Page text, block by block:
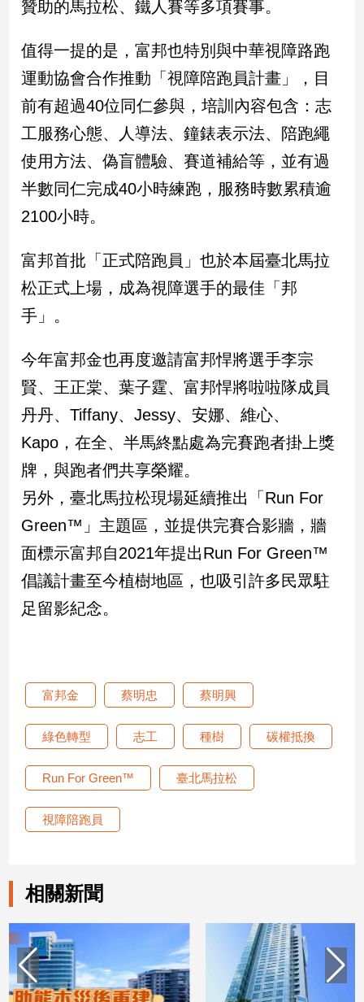
室
內
設
計
旅
美
食
星
座/
理
消
健
親
子/
感
情
藝
／
文
創
／
影
推
薦
科
動
物
Pet
影
區
合
作
媒
贊助的馬拉松、鐵人賽等多項賽事。
值得一提的是，富邦也特別與中華視障路跑
運動協會合作推動「視障陪跑員計畫」，目
前有超過40位同仁參與，培訓內容包含：志
工服務心態、人導法、鐘錶表示法、陪跑繩
使用方法、偽盲體驗、賽道補給等，並有過
半數同仁完成40小時練跑，服務時數累積逾
2100小時。
富邦首批「正式陪跑員」也於本屆臺北馬拉
松正式上場，成為視障選手的最佳「邦
手」。
今年富邦金也再度邀請富邦悍將選手李宗
賢、王正棠、葉子霆、富邦悍將啦啦隊成員
丹丹、Tiffany、Jessy、安娜、維心、
Kapo，在全、半馬終點處為完賽跑者掛上獎
牌，與跑者們共享榮耀。
另外，臺北馬拉松現場延續推出「Run For
Green™」主題區，並提供完賽合影牆，牆
面標示富邦自2021年提出Run For Green™
倡議計畫至今植樹地區，也吸引許多民眾駐
足留影紀念。
富邦金 蔡明忠 蔡明興
綠色轉型 志工 種樹 碳權抵換
Run For Green™ 臺北馬拉松
視障陪跑員
相關新聞